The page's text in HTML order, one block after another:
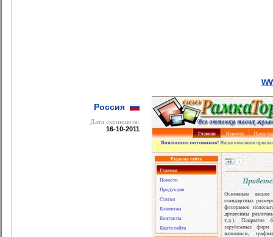
Россия
Дата cкриншота:
16-10-2011